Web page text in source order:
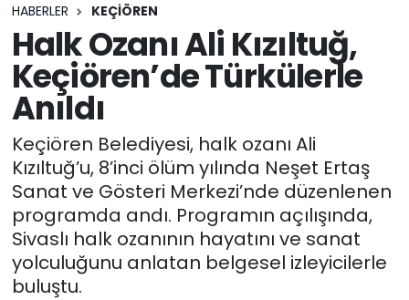
HABERLER KEÇIÖREN
Halk Ozanı Ali Kızıltuğ,
Keçiören’de Türkülerle
Anıldı
Keçiören Belediyesi, halk ozanı Ali
Kızıltuğ’u, 8’inci ölüm yılında Neşet Ertaş
Sanat ve Gösteri Merkezi’nde düzenlenen
programda andı. Programın açılışında,
Sivaslı halk ozanının hayatını ve sanat
yolculuğunu anlatan belgesel izleyicilerle
buluştu.
Süper Lig Puan Durumu ve Fikstür
Tüm Manşetler
Son Dakika Haberleri
Haber Arşivi